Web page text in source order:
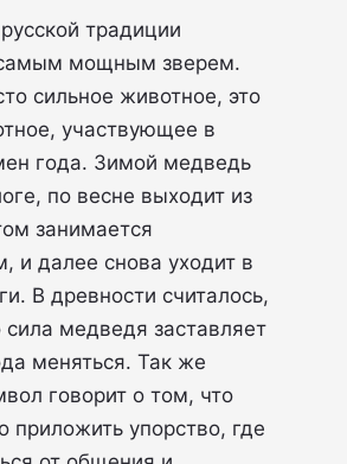
традиции
самым мощным зверем.
сильное животное, это
участвующее в
года. Зимой медведь
по весне выходит из
занимается
и далее снова уходит в
В древности считалось,
сила медведя заставляет
меняться. Так же
говорит о том, что
приложить упорство, где